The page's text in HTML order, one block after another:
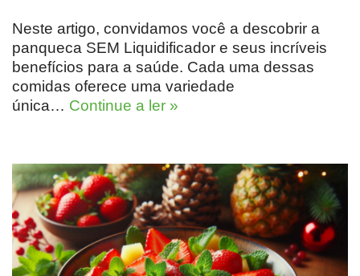
Neste artigo, convidamos você a descobrir a
panqueca SEM Liquidificador e seus incríveis
benefícios para a saúde. Cada uma dessas
comidas oferece uma variedade
única… Continue a ler »